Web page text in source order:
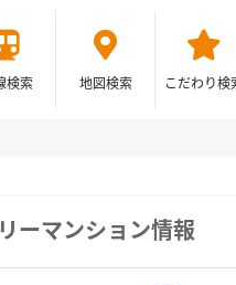
検索 地図検索 こだわり検
ーマンション情報